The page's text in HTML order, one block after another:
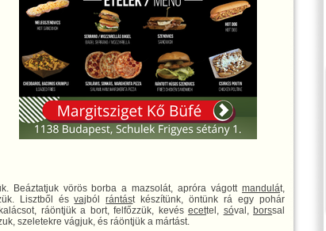
Beáztatjuk vörös borba a mazsolát, apróra vágottmandulát,
Lisztből ésvajbólrántást készítünk, öntünk rá egy pohár
ráöntjük a bort, felfőzzük, kevésecettel, sóval, borssal
szeletekre vágjuk, és ráöntjük a mártást.